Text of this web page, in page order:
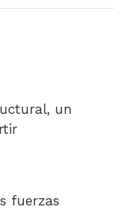
un
fuerzas